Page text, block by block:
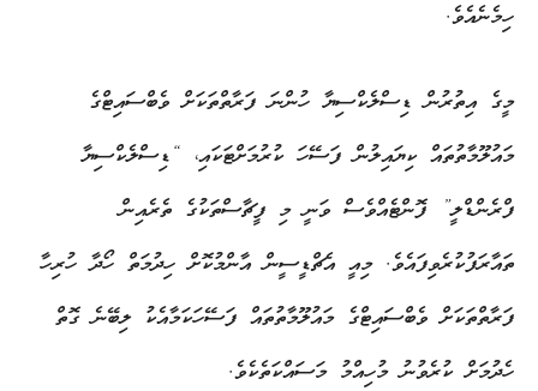
ހިމެނެއެވެ.
މީގެ އިތުރުން ޑިސްލެކްސިޔާ ހުންނަ ފަރާތްތަކަށް ވެބްސައިޓްގެ
މައުލޫމާތުތައް ކިޔައިލުން ފަސޭހަ ކުރުމަށްޓަކައި، “ޑިސްލެކްސިޔާ
ފްރެންޑްލީ” ފޮންޓެއްވެސް ވަނީ މި ފީޗާސްތަކުގެ ތެރެއިން
ތައާރަފުކުރެވިފައެވެ. މިއީ އެޗްޑީސީން އާންމުކޮށް ހިދުމަތް ހޯދާ ހުރިހާ
ފަރާތްތަކަށް ވެބްސައިޓްގެ މައުލޫމާތުތައް ފަސޭހަކަމާއެކު ލިބޭނެ ގޮތް
ހެދުމަށް ކުރެވުނު މުހިއްމު މަސައްކަތެކެވެ.